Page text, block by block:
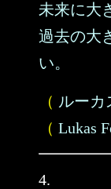
未来に大
過去の大
い。
（ ルーカ
（ Lukas
4.